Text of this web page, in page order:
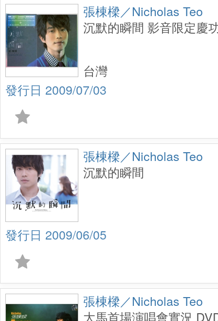
張棟樑／Nicholas Teo
沉默的瞬間 影音限定慶
2009/07/03
台灣
張棟樑／Nicholas Teo
沉默的瞬間
2009/06/05
張棟樑／Nicholas Teo
大馬首場演唱會實況